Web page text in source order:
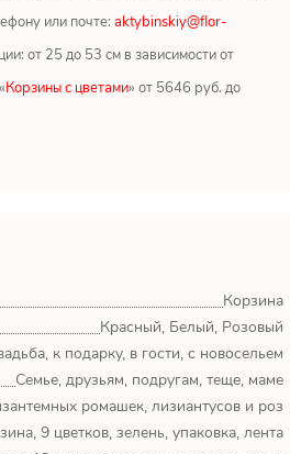
или почте: aktybinskiy@flor-
от 25 до 53 см в зависимости от
Корзины с цветами» от 5646 руб. до
Корзина
Красный, Белый, Розовый
к подарку, в гости, с новосельем
Семье, друзьям, подругам, теще, маме
ромашек, лизиантусов и роз
9 цветков, зелень, упаковка, лента